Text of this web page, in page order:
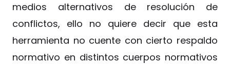
medios alternativos de resolución de
conflictos, ello no quiere decir que esta
herramienta no cuente con cierto respaldo
normativo en distintos cuerpos normativos